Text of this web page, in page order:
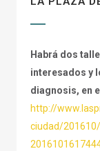
Habrá dos
interesados y
diagnosis, en
http://
ciudad/